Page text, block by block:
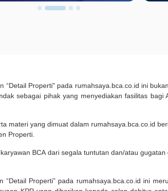
“Detail Properti" pada rumahsaya.bca.co.id ini
sebagai pihak yang menyediakan fasilitas
materi yang dimuat dalam rumahsaya.bca.co.id
Properti.
BCA dari segala tuntutan dan/atau
Properti” pada rumahsaya.bca.co.id ini